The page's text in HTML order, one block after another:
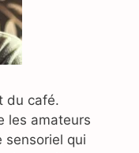
du café.
les amateurs
sensoriel qui